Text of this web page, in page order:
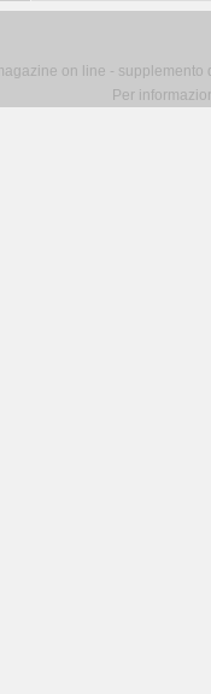
on line -
Per